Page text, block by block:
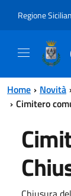
Regione
Home Novità
Cimitero